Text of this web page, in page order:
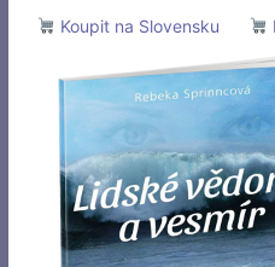
Koupit na Slovensku